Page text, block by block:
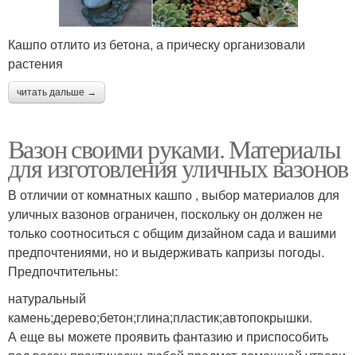
Кашпо отлито из бетона, а прическу организовали
растения
читать дальше →
Вазон своими руками. Материалы
для изготовления уличных вазонов
В отличии от комнатных кашпо , выбор материалов для
уличных вазонов ограничен, поскольку он должен не
только соотноситься с общим дизайном сада и вашими
предпочтениями, но и выдерживать капризы погоды.
Предпочтительны:
натуральный
камень;дерево;бетон;глина;пластик;автопокрышки.
А еще вы можете проявить фантазию и приспособить